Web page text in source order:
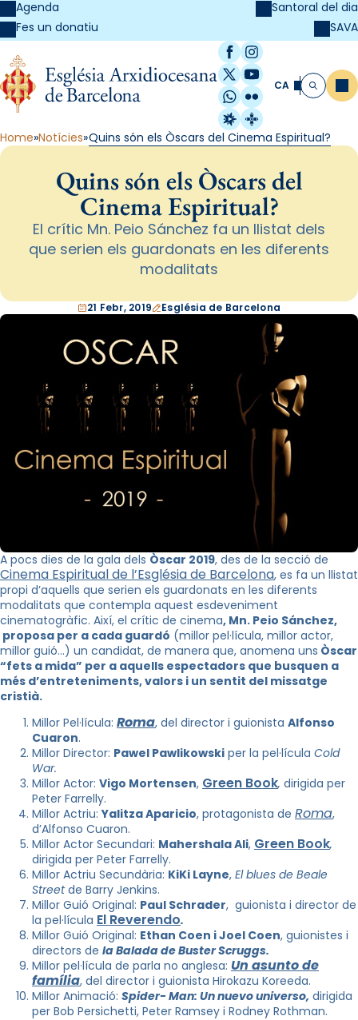
Agenda
Fes un donatiu
Santoral del dia
SAVA
Facebook
Instagram
X / Twitter
YouTube
WhatsApp
Flickr
Radio Estel
Catalunya
CA Cerca
Home Notícies Quins són els Òscars del Cinema Espiritual?
Quins són els Òscars del
Cinema Espiritual?
El crític Mn. Peio Sánchez fa un llistat dels
que serien els guardonats en les diferents
modalitats
21 Febr, 2019 Església de Barcelona
A pocs dies de la gala dels Òscar 2019, des de la secció de
Cinema Espiritual de l’Església de Barcelona, es fa un llistat
propi d’aquells que serien els guardonats en les diferents
modalitats que contempla aquest esdeveniment
cinematogràfic. Així, el crític de cinema, Mn. Peio Sánchez,
proposa per a cada guardó (millor pel·lícula, millor actor,
millor guió…) un candidat, de manera que, anomena uns Òscar
“fets a mida” per a aquells espectadors que busquen a
més d’entreteniments, valors i un sentit del missatge
cristià.
Millor Pel·lícula: Roma, del director i guionista Alfonso
Cuaron.
Millor Director: Pawel Pawlikowski per la pel·lícula Cold
War.
Millor Actor: Vigo Mortensen, Green Book, dirigida per
Peter Farrelly.
Millor Actriu:Yalitza Aparicio, protagonista de Roma,
d’Alfonso Cuaron.
Millor Actor Secundari: Mahershala Ali, Green Book,
dirigida per Peter Farrelly.
Millor Actriu Secundària: KiKi Layne, El blues de Beale
Streetde Barry Jenkins.
Millor Guió Original: Paul Schrader, guionista i director de
la pel·lícula El Reverendo.
Millor Guió Original: Ethan Coen iJoel Coen, guionistes i
directors de la Balada de Buster Scruggs.
Millor pel·lícula de parla no anglesa: Un asunto de
família, del director i guionista Hirokazu Koreeda.
Millor Animació: Spider- Man: Un nuevo universo, dirigida
per Bob Persichetti, Peter Ramsey i Rodney Rothman.